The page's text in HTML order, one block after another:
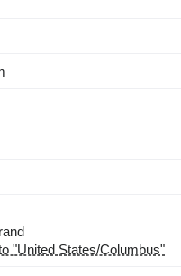
"United States/Columbus"